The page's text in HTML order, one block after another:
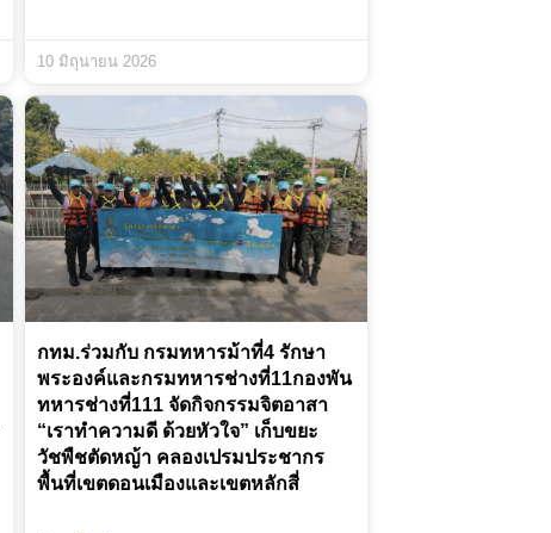
10 มิถุนายน 2026
กทม.ร่วมกับ กรมทหารม้าที่4 รักษา
พระองค์และกรมทหารช่างที่11กองพัน
ทหารช่างที่111 จัดกิจกรรมจิตอาสา
“เราทำความดี ด้วยหัวใจ” เก็บขยะ
วัชพืชตัดหญ้า คลองเปรมประชากร
พื้นที่เขตดอนเมืองและเขตหลักสี่